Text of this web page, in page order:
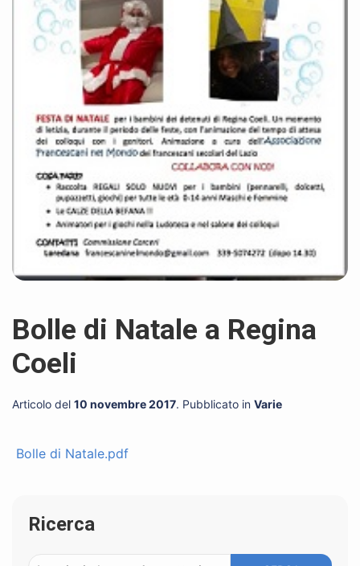
Bolle di Natale a Regina
Coeli
Articolo del 10 novembre 2017. Pubblicato in Varie
Bolle di Natale.pdf
Ricerca